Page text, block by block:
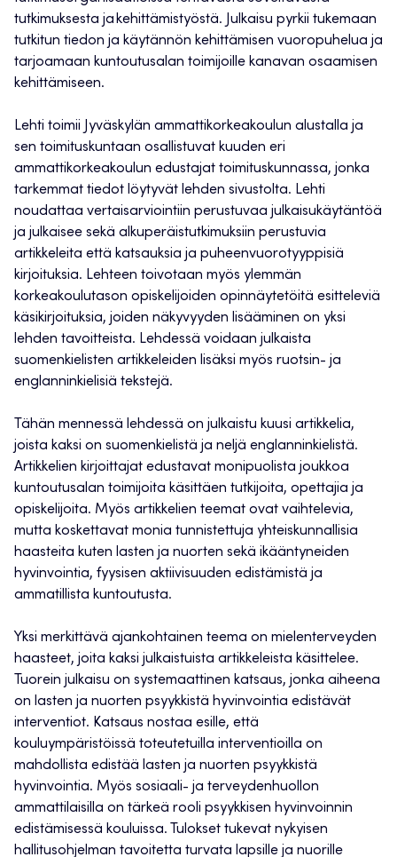
tutkimuksesta ja kehittämistyöstä.​ Julkaisu pyrkii tukemaan
tutkitun tiedon ja käytännön kehittämisen vuoropuhelua ja
tarjoamaan kuntoutusalan toimijoille kanavan osaamisen
kehittämiseen.
Lehti toimii Jyväskylän ammattikorkeakoulun alustalla ja
sen toimituskuntaan osallistuvat kuuden eri
ammattikorkeakoulun edustajat toimituskunnassa, jonka
tarkemmat tiedot löytyvät lehden sivustolta. Lehti
noudattaa vertaisarviointiin perustuvaa julkaisukäytäntöä
ja julkaisee sekä alkuperäistutkimuksiin perustuvia
artikkeleita että katsauksia ja puheenvuorotyyppisiä
kirjoituksia. Lehteen toivotaan myös ylemmän
korkeakoulutason opiskelijoiden opinnäytetöitä esitteleviä
käsikirjoituksia, joiden näkyvyyden lisääminen on yksi
lehden tavoitteista. Lehdessä voidaan julkaista
suomenkielisten artikkeleiden lisäksi myös ruotsin- ja
englanninkielisiä tekstejä.
Tähän mennessä lehdessä on julkaistu kuusi artikkelia,
joista kaksi on suomenkielistä ja neljä englanninkielistä.
Artikkelien kirjoittajat edustavat monipuolista joukkoa
kuntoutusalan toimijoita käsittäen tutkijoita, opettajia ja
opiskelijoita. Myös artikkelien teemat ovat vaihtelevia,
mutta koskettavat monia tunnistettuja yhteiskunnallisia
haasteita kuten lasten ja nuorten sekä ikääntyneiden
hyvinvointia, fyysisen aktiivisuuden edistämistä ja
ammatillista kuntoutusta.
Yksi merkittävä ajankohtainen teema on mielenterveyden
haasteet, joita kaksi julkaistuista artikkeleista käsittelee.
Tuorein julkaisu on systemaattinen katsaus, jonka aiheena
on lasten ja nuorten psyykkistä hyvinvointia edistävät
interventiot. Katsaus nostaa esille, että
kouluympäristöissä toteutetuilla interventioilla on
mahdollista edistää lasten ja nuorten psyykkistä
hyvinvointia. Myös sosiaali- ja terveydenhuollon
ammattilaisilla on tärkeä rooli psyykkisen hyvinvoinnin
edistämisessä kouluissa. Tulokset tukevat nykyisen
hallitusohjelman tavoitetta turvata lapsille ja nuorille